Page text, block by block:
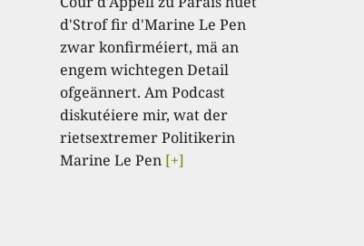
d'Strof fir d'Marine Le Pen
zwar konfirméiert, mä an
engem wichtegen Detail
ofgeännert. Am Podcast
diskutéiere mir, wat der
rietsextremer Politikerin
Marine Le Pen [+]